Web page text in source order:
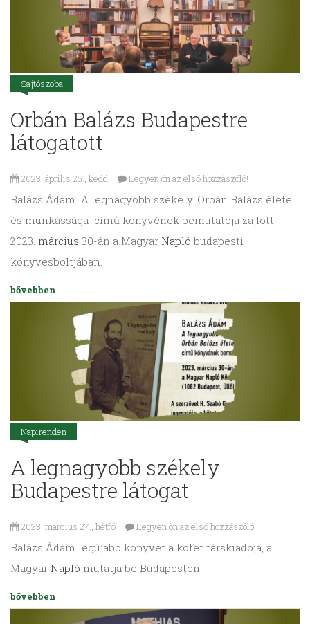
Sajtószoba
Orbán Balázs Budapestre
látogatott
2023. április 25., kedd Legyen ön az első hozzászóló!
Balázs Ádám A legnagyobb székely. Orbán Balázs élete
és munkássága című könyvének bemutatója zajlott
2023. március 30-án a Magyar Napló budapesti
könyvesboltjában.
bővebben
Napirenden
A legnagyobb székely
Budapestre látogat
2023. március 27., hétfő Legyen ön az első hozzászóló!
Balázs Ádám legújabb könyvét a kötet társkiadója, a
Magyar Napló mutatja be Budapesten.
bővebben